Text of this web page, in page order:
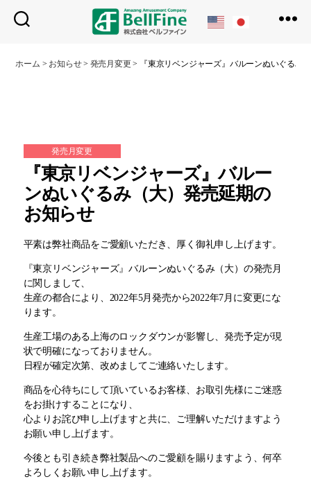
フ
ホーム > お知らせ> 発売月変更 > 『東京リベンジャーズ』バルーンぬいぐるみ
発売月変更
『東京リベンジャーズ』バルー
ンぬいぐるみ（大）発売延期の
お知らせ
平素は弊社商品をご愛顧いただき、厚く御礼申し上げます。
『東京リベンジャーズ』バルーンぬいぐるみ（大）の発売月
に関しまして、
生産の都合により、2022年5月発売から2022年7月に変更にな
ります。
生産工場のある上海のロックダウンが影響し、発売予定が現
状で明確になっておりません。
日程が確定次第、改めましてご連絡いたします。
商品を心待ちにして頂いているお客様、お取引先様にご迷惑
をお掛けすることになり、
心よりお詫び申し上げますと共に、ご理解いただけますよう
お願い申し上げます。
今後とも引き続き弊社製品へのご愛顧を賜りますよう、何卒
よろしくお願い申し上げます。